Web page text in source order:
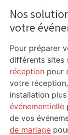
Exemple à
l’escalade qui
d’indifférence
Sidebar
Nos
votre
Pour préparer
différents sites
réception pour
votre
installation
événementielle
de vos
de mariage